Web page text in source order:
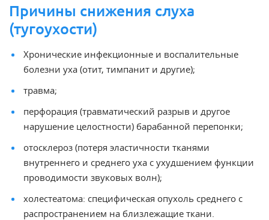
Причины снижения слуха
(тугоухости)
Хронические инфекционные и воспалительные
болезни уха (отит, тимпанит и другие);
травма;
перфорация (травматический разрыв и другое
нарушение целостности) барабанной перепонки;
отосклероз (потеря эластичности тканями
внутреннего и среднего уха с ухудшением функции
проводимости звуковых волн);
холестеатома: специфическая опухоль среднего с
распространением на близлежащие ткани.